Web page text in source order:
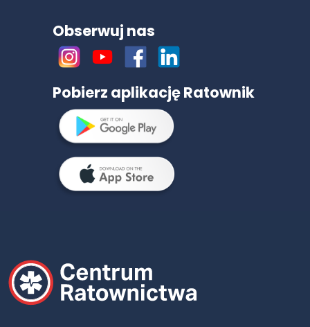
Obserwuj nas
Pobierz aplikację Ratownik